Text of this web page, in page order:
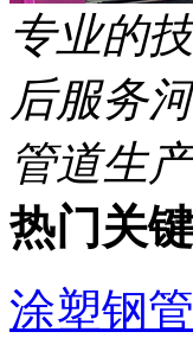
专业的
后服务
管道生
热门关
涂塑钢